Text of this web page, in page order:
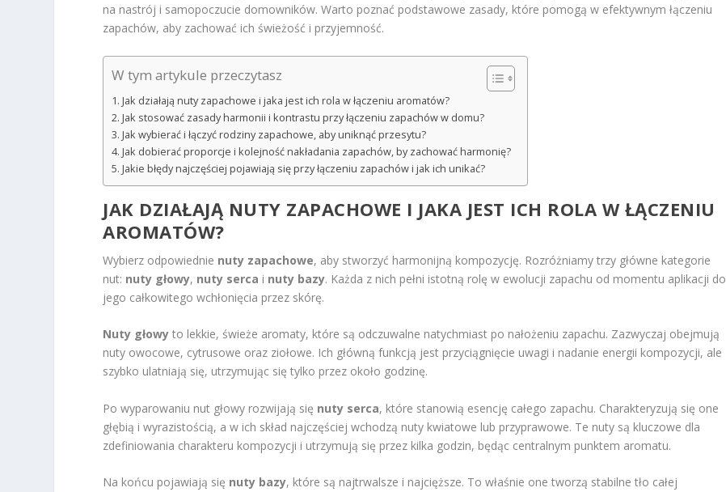
na nastrój i samopoczucie domowników. Warto poznać podstawowe zasady, które pomogą w efektywnym łączeniu
zapachów, aby zachować ich świeżość i przyjemność.
W tym artykule przeczytasz
Jak działają nuty zapachowe i jaka jest ich rola w łączeniu aromatów?
Jak stosować zasady harmonii i kontrastu przy łączeniu zapachów w domu?
Jak wybierać i łączyć rodziny zapachowe, aby uniknąć przesytu?
Jak dobierać proporcje i kolejność nakładania zapachów, by zachować harmonię?
Jakie błędy najczęściej pojawiają się przy łączeniu zapachów i jak ich unikać?
JAK DZIAŁAJĄ NUTY ZAPACHOWE I JAKA JEST ICH ROLA W ŁĄCZENIU
AROMATÓW?
Wybierz odpowiednie nuty zapachowe, aby stworzyć harmonijną kompozycję. Rozróżniamy trzy główne kategorie
nut: nuty głowy, nuty serca i nuty bazy. Każda z nich pełni istotną rolę w ewolucji zapachu od momentu aplikacji do
jego całkowitego wchłonięcia przez skórę.
Nuty głowy to lekkie, świeże aromaty, które są odczuwalne natychmiast po nałożeniu zapachu. Zazwyczaj obejmują
nuty owocowe, cytrusowe oraz ziołowe. Ich główną funkcją jest przyciągnięcie uwagi i nadanie energii kompozycji, ale
szybko ulatniają się, utrzymując się tylko przez około godzinę.
Po wyparowaniu nut głowy rozwijają się nuty serca, które stanowią esencję całego zapachu. Charakteryzują się one
głębią i wyrazistością, a w ich skład najczęściej wchodzą nuty kwiatowe lub przyprawowe. Te nuty są kluczowe dla
zdefiniowania charakteru kompozycji i utrzymują się przez kilka godzin, będąc centralnym punktem aromatu.
Na końcu pojawiają się nuty bazy, które są najtrwalsze i najcięższe. To właśnie one tworzą stabilne tło całej